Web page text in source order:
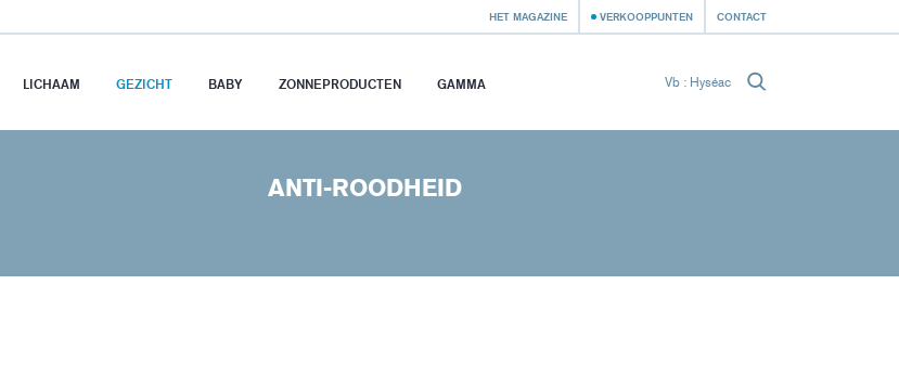
HET MAGAZINE VERKOOPPUNTEN CONTACT
LICHAAM GEZICHT BABY ZONNEPRODUCTEN GAMMA
ANTI-ROODHEID